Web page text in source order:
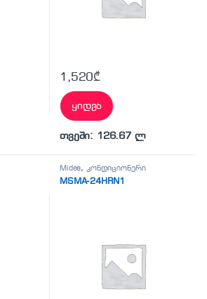
1,520₾
ყიდვა
თვეში: 126.67 ლ
Midea,კონდიციონერი
MSMA-24HRN1